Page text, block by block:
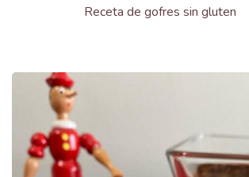
Receta de gofres sin gluten